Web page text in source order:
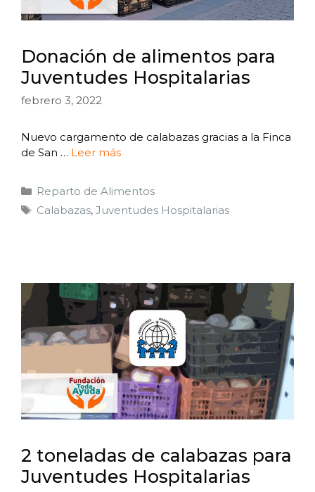
Donación de alimentos para
Juventudes Hospitalarias
febrero 3, 2022
Nuevo cargamento de calabazas gracias a la Finca
de San … Leer más
Reparto de Alimentos
Calabazas, Juventudes Hospitalarias
2 toneladas de calabazas para
Juventudes Hospitalarias